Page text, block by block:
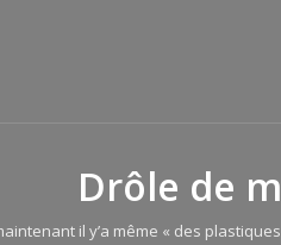
Drôle de
il y’a même « des